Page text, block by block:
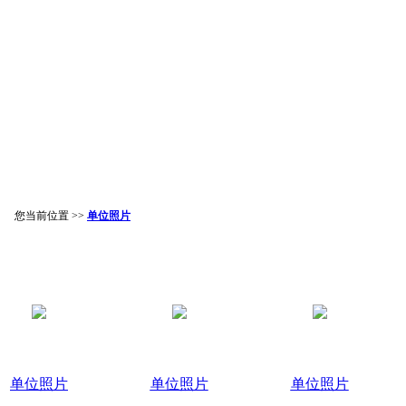
您当前位置 >> 单位照片
单位照片 单位照片 单位照片